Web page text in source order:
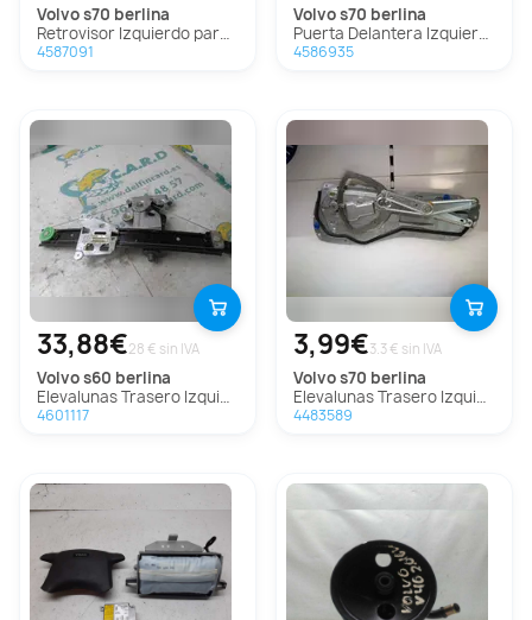
volvos70 berlina
Retrovisor Izquierdo para Volvo S70 Berlina
4587091
volvos70 berlina
Puerta Delantera Izquierda para Volvo S70 Berlina
4586935
33,88€28 € sin IVA
volvos60 berlina
Elevalunas Trasero Izquierdo Para Volvo S60 Berlina
4601117
3,99€3.3 € sin IVA
volvos70 berlina
Elevalunas Trasero Izquierdo Para Volvo S70 Berlina
4483589